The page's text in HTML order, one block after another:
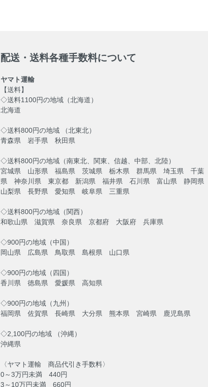
配送・送料各種手数料について
ヤマト運輸
【送料】
◇送料1100円の地域（北海道）
北海道
◇送料800円の地域 （北東北）
青森県 岩手県 秋田県
◇送料800円の地域（南東北、関東、信越、中部、北陸）
宮城県 山形県 福島県 茨城県 栃木県 群馬県 埼玉県 千葉
県 神奈川県 東京都 新潟県 福井県 石川県 富山県 静岡県
山梨県 長野県 愛知県 岐阜県 三重県
◇送料800円の地域（関西）
和歌山県 滋賀県 奈良県 京都府 大阪府 兵庫県
◇900円の地域（中国）
岡山県 広島県 鳥取県 島根県 山口県
◇900円の地域（四国）
香川県 徳島県 愛媛県 高知県
◇900円の地域（九州）
福岡県 佐賀県 長崎県 大分県 熊本県 宮崎県 鹿児島県
◇2,100円の地域 （沖縄）
沖縄県
〈ヤマト運輸 商品代引き手数料〉
0～3万円未満 440円
3～10万円未満 660円